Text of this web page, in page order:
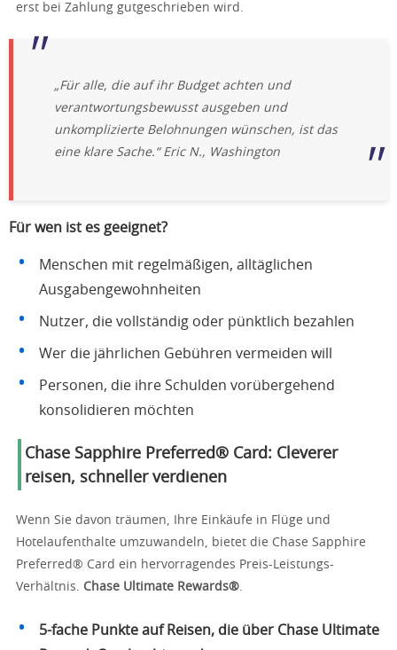
erst bei Zahlung gutgeschrieben wird.
„Für alle, die auf ihr Budget achten und
verantwortungsbewusst ausgeben und
unkomplizierte Belohnungen wünschen, ist das
eine klare Sache.“ Eric N., Washington
Für wen ist es geeignet?
Menschen mit regelmäßigen, alltäglichen
Ausgabengewohnheiten
Nutzer, die vollständig oder pünktlich bezahlen
Wer die jährlichen Gebühren vermeiden will
Personen, die ihre Schulden vorübergehend
konsolidieren möchten
Chase Sapphire Preferred® Card: Cleverer
reisen, schneller verdienen
Wenn Sie davon träumen, Ihre Einkäufe in Flüge und
Hotelaufenthalte umzuwandeln, bietet die Chase Sapphire
Preferred® Card ein hervorragendes Preis-Leistungs-
Verhältnis. Chase Ultimate Rewards®.
5-fache Punkte auf Reisen, die über Chase Ultimate